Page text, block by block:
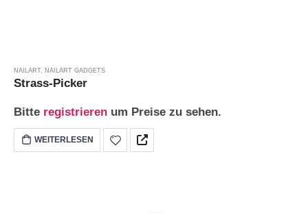
NAILART, NAILART GADGETS
Strass-Picker
Bitte registrieren um Preise zu sehen.
WEITERLESEN